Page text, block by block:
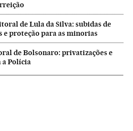
de Lula da Silva: subidas de
e proteção para as minorias
de Bolsonaro: privatizações e
Polícia